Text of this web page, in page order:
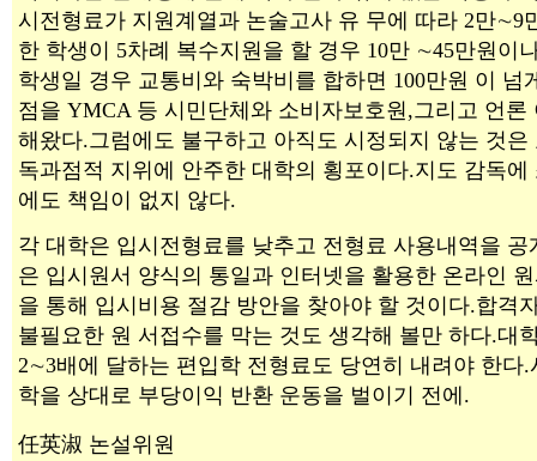
시전형료가 지원계열과 논술고사 유 무에 따라 2만∼9
한 학생이 5차례 복수지원을 할 경우 10만 ∼45만원이
학생일 경우 교통비와 숙박비를 합하면 100만원 이 넘
점을 YMCA 등 시민단체와 소비자보호원,그리고 언론
해왔다.그럼에도 불구하고 아직도 시정되지 않는 것은
독과점적 지위에 안주한 대학의 횡포이다.지도 감독에
에도 책임이 없지 않다.
각 대학은 입시전형료를 낮추고 전형료 사용내역을 공
은 입시원서 양식의 통일과 인터넷을 활용한 온라인
을 통해 입시비용 절감 방안을 찾아야 할 것이다.합격
불필요한 원 서접수를 막는 것도 생각해 볼만 하다.대
2∼3배에 달하는 편입학 전형료도 당연히 내려야 한다.
학을 상대로 부당이익 반환 운동을 벌이기 전에.
任英淑 논설위원